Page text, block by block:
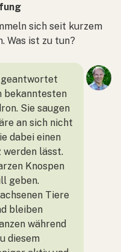
sich seit kurzem
Was ist zu tun?
bekanntesten
Sie saugen
an sich nicht
dabei einen
werden lässt.
Knospen
geben.
Tiere
bleiben
während
diesem